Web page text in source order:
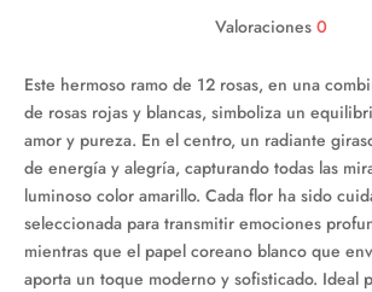
Valoraciones 0
Este hermoso ramo de 12 rosas, en una
de rosas rojas y blancas, simboliza un
amor y pureza. En el centro, un radiante
de energía y alegría, capturando todas las
luminoso color amarillo. Cada flor ha sido
seleccionada para transmitir emociones
mientras que el papel coreano blanco que
aporta un toque moderno y sofisticado. Ideal